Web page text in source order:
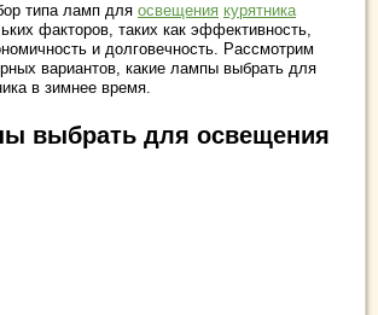
типа ламп для освещения курятника
факторов, таких как эффективность,
и долговечность. Рассмотрим
вариантов, какие лампы выбрать для
в зимнее время.
выбрать для освещения